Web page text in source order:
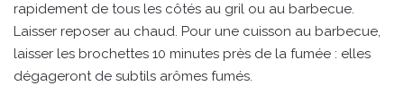
rapidement de tous les côtés au gril ou au barbecue.
Laisser reposer au chaud. Pour une cuisson au barbecue,
laisser les brochettes 10 minutes près de la fumée : elles
dégageront de subtils arômes fumés.